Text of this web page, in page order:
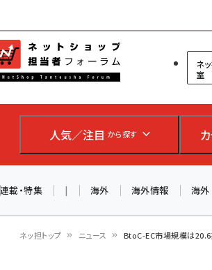
ネットショップ担
ネ
室
人気／注目 から探す
連載・特集 | 海外 海外情報 海外
ネッ担トップ ニュース BtoC-EC市場規模は20.6
AI